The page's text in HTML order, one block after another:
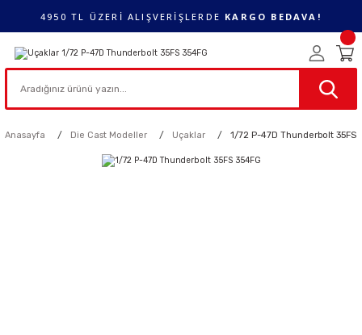
4950 TL ÜZERİ ALIŞVERİŞLERDE KARGO BEDAVA!
Anasayfa Die Cast Modeller Uçaklar 1/72 P-47D Thunderbolt 35FS